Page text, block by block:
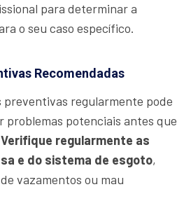
para determinar a
o seu caso específico.
Recomendadas
preventivas regularmente pode
potenciais antes que
Verifique regularmente as
e do sistema de esgoto,
vazamentos ou mau